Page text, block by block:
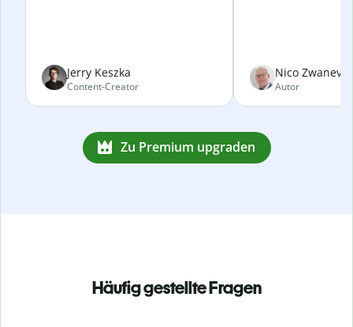
Jerry Keszka
Content-Creator
Nico
Autor
Zu Premium upgraden
Häufig gestellte Fragen